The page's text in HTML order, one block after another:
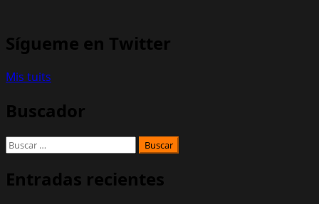
Sígueme en Twitter
Mis tuits
Buscador
Buscar:
Entradas recientes